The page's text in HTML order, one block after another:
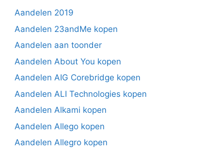
Aandelen 2019
Aandelen 23andMe kopen
Aandelen aan toonder
Aandelen About You kopen
Aandelen AIG Corebridge kopen
Aandelen ALI Technologies kopen
Aandelen Alkami kopen
Aandelen Allego kopen
Aandelen Allegro kopen